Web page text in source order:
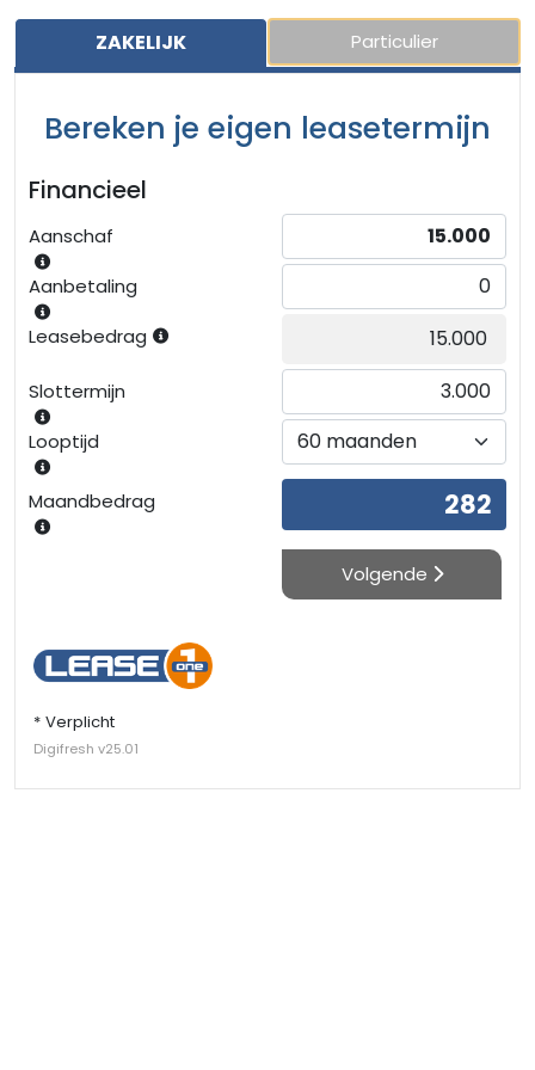
ZAKELIJK Particulier
Bereken je eigen leasetermijn
Financieel
Aanschaf
Aanbetaling
Leasebedrag
Slottermijn
Looptijd
Maandbedrag
Volgende
* Verplicht
Digifresh v25.01